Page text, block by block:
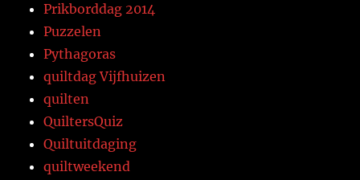
Prikborddag 2014
Puzzelen
Pythagoras
quiltdag Vijfhuizen
quilten
QuiltersQuiz
Quiltuitdaging
quiltweekend